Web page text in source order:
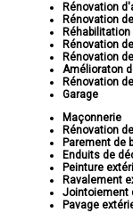
Rénovation
Rénovation
Rénovation
Rénovation
Amélioraton
Rénovation
Garage
Maçonnerie
Rénovation
Parement de
Enduits de
Peinture
Ravalement
Jointoiement
Pavage